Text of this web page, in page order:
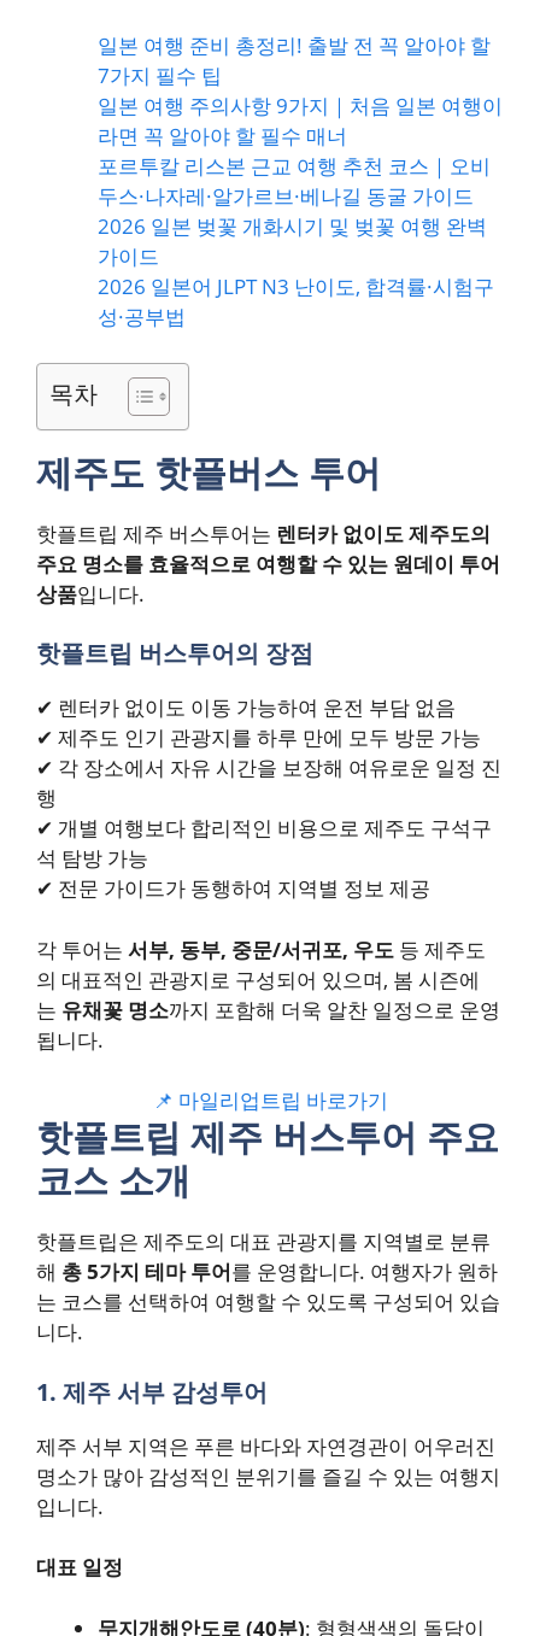
일본 여행 준비 총정리! 출발 전 꼭 알아야 할
7가지 필수 팁
일본 여행 주의사항 9가지｜처음 일본 여행이
라면 꼭 알아야 할 필수 매너
포르투칼 리스본 근교 여행 추천 코스｜오비
두스·나자레·알가르브·베나길 동굴 가이드
2026 일본 벚꽃 개화시기 및 벚꽃 여행 완벽
가이드
2026 일본어 JLPT N3 난이도, 합격률·시험구
성·공부법
목차
제주도 핫플버스 투어
핫플트립 제주 버스투어는 렌터카 없이도 제주도의
주요 명소를 효율적으로 여행할 수 있는 원데이 투어
상품입니다.
핫플트립 버스투어의 장점
✔ 렌터카 없이도 이동 가능하여 운전 부담 없음
✔ 제주도 인기 관광지를 하루 만에 모두 방문 가능
✔ 각 장소에서 자유 시간을 보장해 여유로운 일정 진
행
✔ 개별 여행보다 합리적인 비용으로 제주도 구석구
석 탐방 가능
✔ 전문 가이드가 동행하여 지역별 정보 제공
각 투어는 서부, 동부, 중문/서귀포, 우도 등 제주도
의 대표적인 관광지로 구성되어 있으며, 봄 시즌에
는 유채꽃 명소까지 포함해 더욱 알찬 일정으로 운영
됩니다.
📌 마일리업트립 바로가기
핫플트립 제주 버스투어 주요
코스 소개
핫플트립은 제주도의 대표 관광지를 지역별로 분류
해 총 5가지 테마 투어를 운영합니다. 여행자가 원하
는 코스를 선택하여 여행할 수 있도록 구성되어 있습
니다.
1. 제주 서부 감성투어
제주 서부 지역은 푸른 바다와 자연경관이 어우러진
명소가 많아 감성적인 분위기를 즐길 수 있는 여행지
입니다.
대표 일정
무지개해안도로 (40분): 형형색색의 돌담이